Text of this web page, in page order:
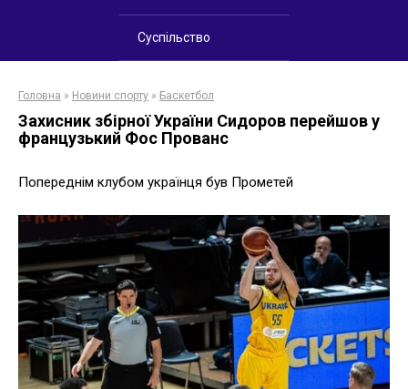
Суспільство
Головна » Новини спорту » Баскетбол
Захисник збірної України Сидоров перейшов у
французький Фос Прованс
Попереднім клубом українця був Прометей